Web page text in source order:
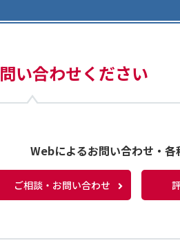
い合わせください
Webによるお問い合わせ・各
ご相談・お問い合わせ